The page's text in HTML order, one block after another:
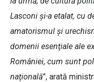
Lasconi şi-a etalat, cu
amatorismul şi
domenii esenţiale ale
României, cum sunt
naţională”, arată